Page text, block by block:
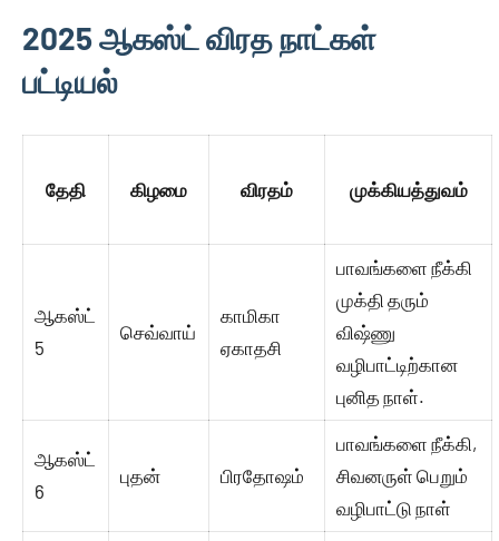
2025 ஆகஸ்ட் விரத நாட்கள்
பட்டியல்
தேதி கிழமை விரதம் முக்கியத்துவம்
ஆகஸ்ட்
5
செவ்வாய்
காமிகா
ஏகாதசி
பாவங்களை நீக்கி
முக்தி தரும்
விஷ்ணு
வழிபாட்டிற்கான
புனித நாள்.
ஆகஸ்ட்
6
புதன் பிரதோஷம்
பாவங்களை நீக்கி,
சிவனருள் பெறும்
வழிபாட்டு நாள்